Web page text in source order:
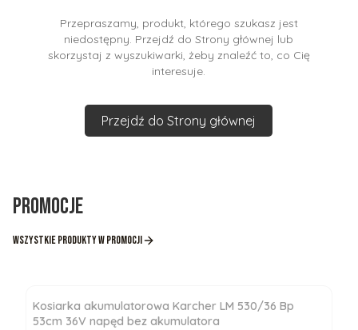
Przepraszamy, produkt, którego szukasz jest
niedostępny. Przejdź do Strony głównej lub
skorzystaj z wyszukiwarki, żeby znaleźć to, co Cię
interesuje.
Przejdź do Strony głównej
Promocje
Wszystkie produkty w promocji
Kosiarka akumulatorowa Karcher LM 530/36 Bp
53cm 36V napęd bez akumulatora